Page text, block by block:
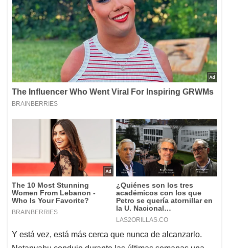
Y está vez, está más cerca que nunca de alcanzarlo.